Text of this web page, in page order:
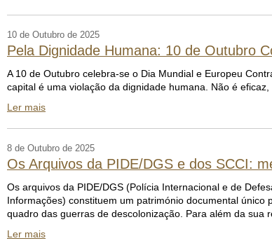
10 de Outubro de 2025
Pela Dignidade Humana: 10 de Outubro
A 10 de Outubro celebra-se o Dia Mundial e Europeu
capital é uma violação da dignidade humana. Não é
Ler mais
8 de Outubro de 2025
Os Arquivos da PIDE/DGS e dos SCCI:
Os arquivos da PIDE/DGS (Polícia Internacional e de
Informações) constituem um património documental
quadro das guerras de descolonização. Para além da
Ler mais